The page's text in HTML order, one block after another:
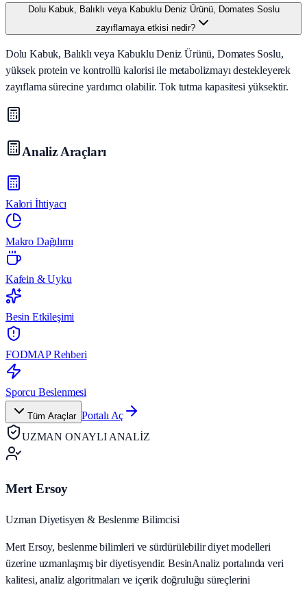
Dolu Kabuk, Balıklı veya Kabuklu Deniz Ürünü, Domates Soslu
zayıflamaya etkisi nedir?
Dolu Kabuk, Balıklı veya Kabuklu Deniz Ürünü, Domates Soslu,
yüksek protein ve kontrollü kalorisi ile metabolizmayı destekleyerek
zayıflama sürecine yardımcı olabilir. Tok tutma kapasitesi yüksektir.
Analiz Araçları
Kalori İhtiyacı
Makro Dağılımı
Kafein & Uyku
Besin Etkileşimi
FODMAP Rehberi
Sporcu Beslenmesi
Tüm Araçlar Portalı Aç
UZMAN ONAYLI ANALİZ
Mert Ersoy
Uzman Diyetisyen & Beslenme Bilimcisi
Mert Ersoy, beslenme bilimleri ve sürdürülebilir diyet modelleri
üzerine uzmanlaşmış bir diyetisyendir. BesinAnaliz portalında veri
kalitesi, analiz algoritmaları ve içerik doğruluğu süreçlerini